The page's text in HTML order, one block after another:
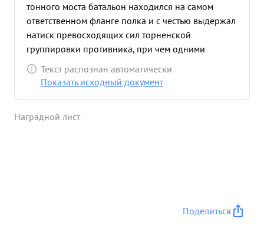
тонного моста батальон находился на самом
ответственном фланге полка и с честью выдержал
натиск превосходящих сил торненской
группировки противника, при чем одними
убитыми противник потерял свыше 100 человек.
за отличное руководство боевыми операциями
Текст распознан автоматически
Показать исходный документ
Наградной лист
Поделиться